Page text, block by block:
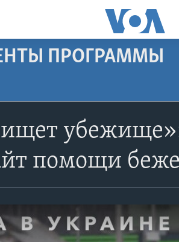
ПРОГРАММЫ
помощи